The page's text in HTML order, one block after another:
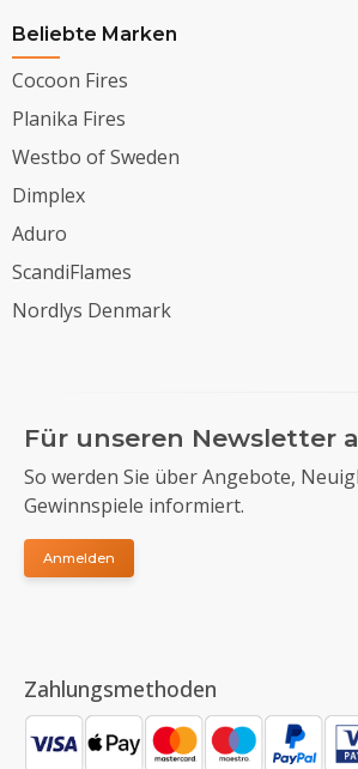
Beliebte Marken
Cocoon Fires
Planika Fires
Westbo of Sweden
Dimplex
Aduro
ScandiFlames
Nordlys Denmark
Für unseren Newsletter
So werden Sie über Angebote,
Gewinnspiele informiert.
Anmelden
Zahlungsmethoden